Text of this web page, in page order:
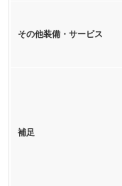
その他装備・サービス
補足